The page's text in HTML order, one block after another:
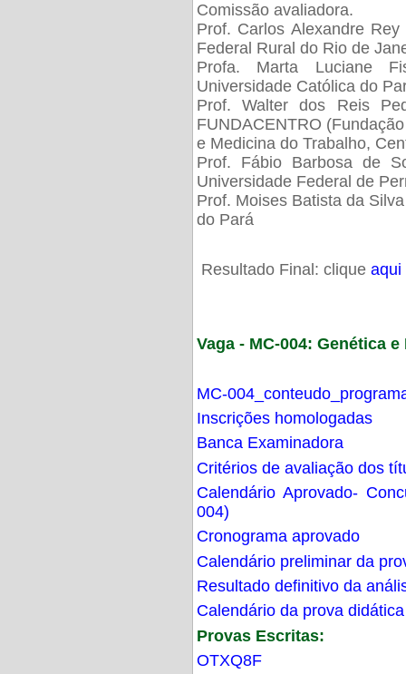
Comissão avaliadora.
Prof. Carlos Alexandre
Federal Rural do Rio de
Profa. Marta Luciane
Universidade Católica do
Prof. Walter dos Reis
FUNDACENTRO
e Medicina do Trabalho,
Prof. Fábio Barbosa de
Universidade Federal de
Prof. Moises Batista da
do Pará
Resultado Final: clique aqui
Vaga - MC-004: Genética
MC-
Inscrições homologadas
Banca Examinadora
Critérios de avaliação dos
Calendário Aprovado-
004)
Cronograma aprovado
Calendário preliminar da
Resultado definitivo da
Calendário da prova didática
Provas Escritas:
OTXQ8F